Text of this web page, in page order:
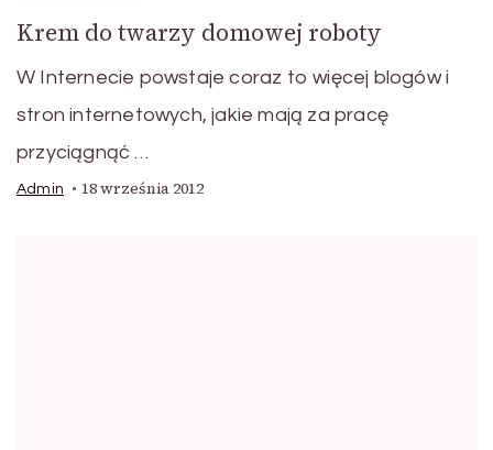
Krem do twarzy domowej roboty
W Internecie powstaje coraz to więcej blogów i
stron internetowych, jakie mają za pracę
przyciągnąć …
Admin 18 września 2012